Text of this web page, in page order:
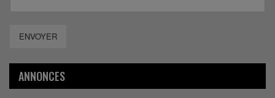
ENVOYER
ANNONCES